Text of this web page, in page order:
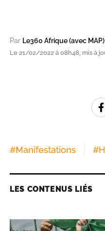
Par Le360 Afrique (avec MAP)
Le 21/02/2022 à 08h48, mis à
#Manifestations #
LES CONTENUS LIÉS